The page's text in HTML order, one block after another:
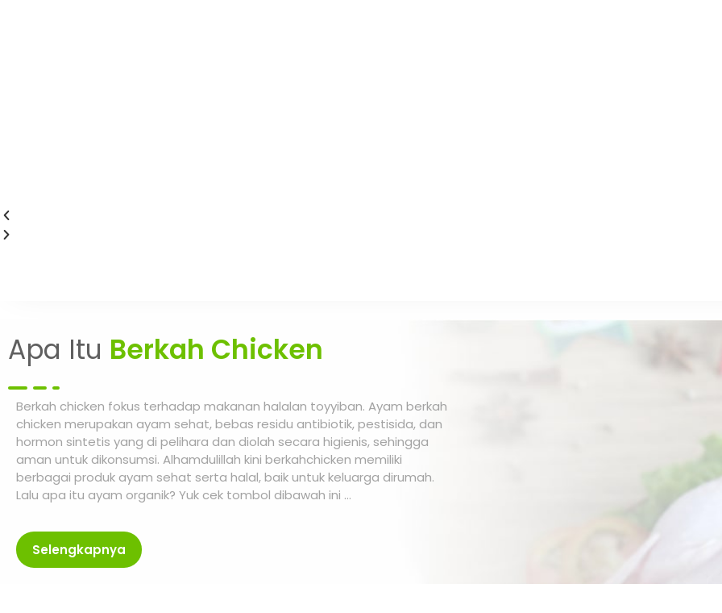
Apa Itu Berkah Chicken
Berkah chicken fokus terhadap makanan halalan toyyiban. Ayam berkah
chicken merupakan ayam sehat, bebas residu antibiotik, pestisida, dan
hormon sintetis yang di pelihara dan diolah secara higienis, sehingga
aman untuk dikonsumsi. Alhamdulillah kini berkahchicken memiliki
berbagai produk ayam sehat serta halal, baik untuk keluarga dirumah.
Lalu apa itu ayam organik? Yuk cek tombol dibawah ini …
Selengkapnya